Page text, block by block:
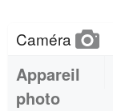
Caméra
Appareil
photo